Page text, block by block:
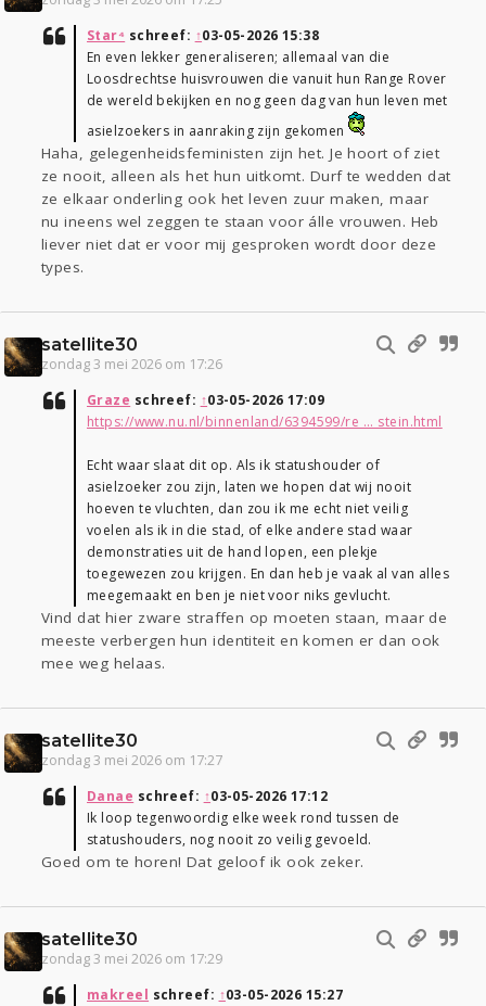
Star⁴ schreef: ↑03-05-2026 15:38
En even lekker generaliseren; allemaal van die
Loosdrechtse huisvrouwen die vanuit hun Range Rover
de wereld bekijken en nog geen dag van hun leven met
asielzoekers in aanraking zijn gekomen
Haha, gelegenheidsfeministen zijn het. Je hoort of ziet
ze nooit, alleen als het hun uitkomt. Durf te wedden dat
ze elkaar onderling ook het leven zuur maken, maar
nu ineens wel zeggen te staan voor álle vrouwen. Heb
liever niet dat er voor mij gesproken wordt door deze
types.
satellite30
zondag 3 mei 2026 om 17:26
Graze schreef: ↑03-05-2026 17:09
https://www.nu.nl/binnenland/6394599/re ... stein.html
Echt waar slaat dit op. Als ik statushouder of
asielzoeker zou zijn, laten we hopen dat wij nooit
hoeven te vluchten, dan zou ik me echt niet veilig
voelen als ik in die stad, of elke andere stad waar
demonstraties uit de hand lopen, een plekje
toegewezen zou krijgen. En dan heb je vaak al van alles
meegemaakt en ben je niet voor niks gevlucht.
Vind dat hier zware straffen op moeten staan, maar de
meeste verbergen hun identiteit en komen er dan ook
mee weg helaas.
satellite30
zondag 3 mei 2026 om 17:27
Danae schreef: ↑03-05-2026 17:12
Ik loop tegenwoordig elke week rond tussen de
statushouders, nog nooit zo veilig gevoeld.
Goed om te horen! Dat geloof ik ook zeker.
satellite30
zondag 3 mei 2026 om 17:29
makreel schreef: ↑03-05-2026 15:27